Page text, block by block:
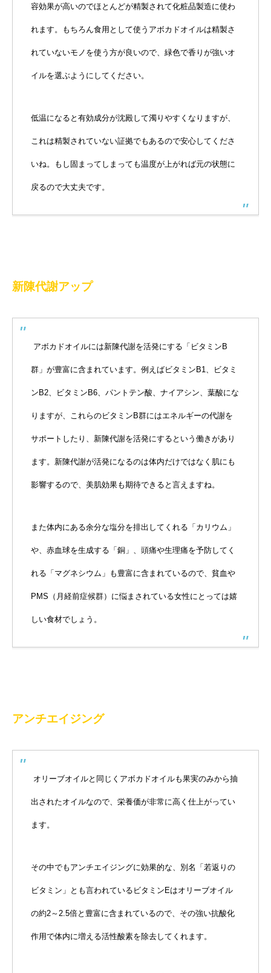
容効果が高いのでほとんどが精製されて化粧品製造に使わ
れます。もちろん食用として使うアボカドオイルは精製さ
れていないモノを使う方が良いので、緑色で香りが強いオ
イルを選ぶようにしてください。
低温になると有効成分が沈殿して濁りやすくなりますが、
これは精製されていない証拠でもあるので安心してくださ
いね。もし固まってしまっても温度が上がれば元の状態に
戻るので大丈夫です。
新陳代謝アップ
アボカドオイルには新陳代謝を活発にする「ビタミンB
群」が豊富に含まれています。例えばビタミンB1、ビタミ
ンB2、ビタミンB6、パントテン酸、ナイアシン、葉酸にな
りますが、これらのビタミンB群にはエネルギーの代謝を
サポートしたり、新陳代謝を活発にするという働きがあり
ます。新陳代謝が活発になるのは体内だけではなく肌にも
影響するので、美肌効果も期待できると言えますね。
また体内にある余分な塩分を排出してくれる「カリウム」
や、赤血球を生成する「銅」、頭痛や生理痛を予防してく
れる「マグネシウム」も豊富に含まれているので、貧血や
PMS（月経前症候群）に悩まされている女性にとっては嬉
しい食材でしょう。
アンチエイジング
オリーブオイルと同じくアボカドオイルも果実のみから抽
出されたオイルなので、栄養価が非常に高く仕上がってい
ます。
その中でもアンチエイジングに効果的な、別名「若返りの
ビタミン」とも言われているビタミンEはオリーブオイル
の約2～2.5倍と豊富に含まれているので、その強い抗酸化
作用で体内に増える活性酸素を除去してくれます。